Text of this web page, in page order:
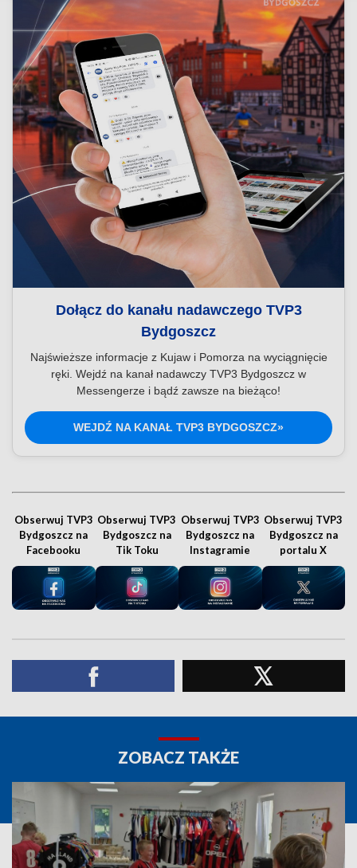
Dołącz do kanału nadawczego TVP3
Bydgoszcz
Najświeższe informacje z Kujaw i Pomorza na wyciągnięcie
ręki. Wejdź na kanał nadawczy TVP3 Bydgoszcz w
Messengerze i bądź zawsze na bieżąco!
WEJDŹ NA KANAŁ TVP3 BYDGOSZCZ»
Obserwuj TVP3
Bydgoszcz na
Facebooku
Obserwuj TVP3
Bydgoszcz na
Tik Toku
Obserwuj TVP3
Bydgoszcz na
Instagramie
Obserwuj TVP3
Bydgoszcz na
portalu X
ZOBACZ TAKŻE